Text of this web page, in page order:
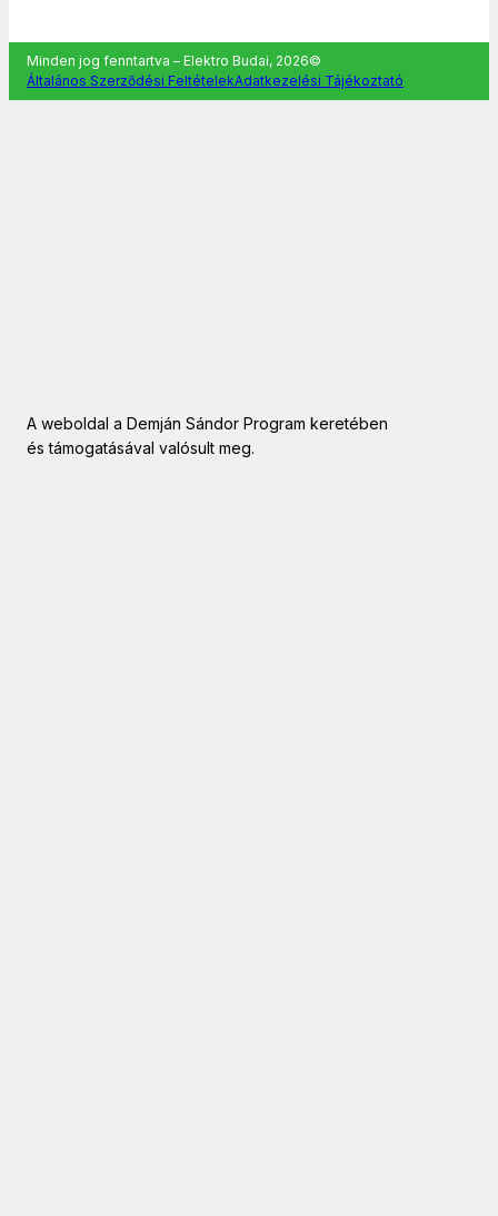
Minden jog fenntartva – Elektro Budai, 2026©
Általános Szerződési FeltételekAdatkezelési Tájékoztató
A weboldal a Demján Sándor Program keretében
és támogatásával valósult meg.